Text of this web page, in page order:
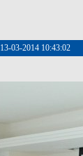
13-03-2014 10:43:02